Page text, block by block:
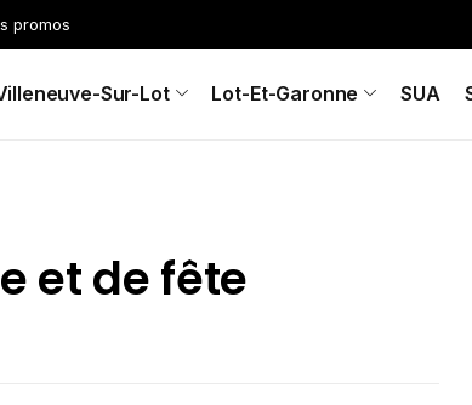
promos
Sur-Lot Lot-Et-Garonne SUA
et de fête